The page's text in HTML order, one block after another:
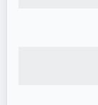
suave y y
será el
guardería